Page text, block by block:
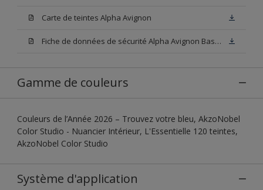
Carte de teintes Alpha Avignon
Fiche de données de sécurité Alpha Avignon Base W05
Gamme de couleurs
Couleurs de l’Année 2026 – Trouvez votre bleu, AkzoNobel
Color Studio - Nuancier Intérieur, L'Essentielle 120 teintes,
AkzoNobel Color Studio
Système d'application